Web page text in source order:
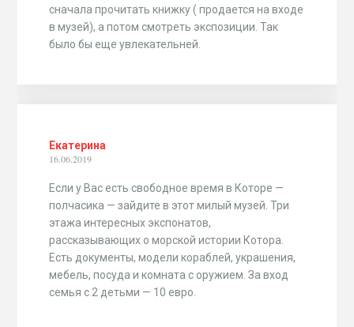
сначала прочитать книжку ( продается на входе
в музей), а потом смотреть экспозиции. Так
было бы еще увлекательней.
Екатерина
16.06.2019
Если у Вас есть свободное время в Которе —
полчасика — зайдите в этот милый музей. Три
этажа интересных экспонатов,
рассказывающих о морской истории Котора.
Есть документы, модели кораблей, украшения,
мебель, посуда и комната с оружием. За вход
семья с 2 детьми — 10 евро.